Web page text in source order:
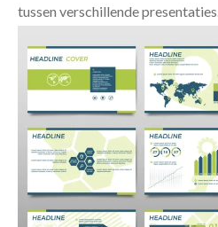
tussen verschillende